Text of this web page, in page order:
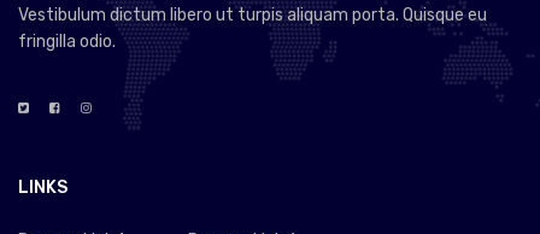
Vestibulum dictum libero ut turpis aliquam porta. Quisque eu
fringilla odio.
LINKS